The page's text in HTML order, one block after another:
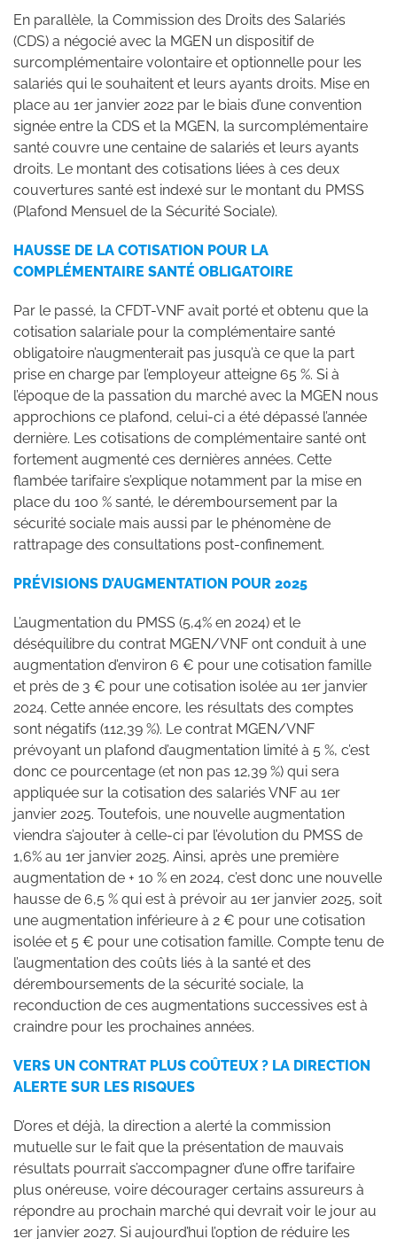
En parallèle, la Commission des Droits des Salariés
(CDS) a négocié avec la MGEN un dispositif de
surcomplémentaire volontaire et optionnelle pour les
salariés qui le souhaitent et leurs ayants droits. Mise en
place au 1er janvier 2022 par le biais d’une convention
signée entre la CDS et la MGEN, la surcomplémentaire
santé couvre une centaine de salariés et leurs ayants
droits. Le montant des cotisations liées à ces deux
couvertures santé est indexé sur le montant du PMSS
(Plafond Mensuel de la Sécurité Sociale).
HAUSSE DE LA COTISATION POUR LA
COMPLÉMENTAIRE SANTÉ OBLIGATOIRE
Par le passé, la CFDT-VNF avait porté et obtenu que la
cotisation salariale pour la complémentaire santé
obligatoire n’augmenterait pas jusqu’à ce que la part
prise en charge par l’employeur atteigne 65 %. Si à
l’époque de la passation du marché avec la MGEN nous
approchions ce plafond, celui-ci a été dépassé l’année
dernière. Les cotisations de complémentaire santé ont
fortement augmenté ces dernières années. Cette
flambée tarifaire s’explique notamment par la mise en
place du 100 % santé, le déremboursement par la
sécurité sociale mais aussi par le phénomène de
rattrapage des consultations post-confinement.
PRÉVISIONS D’AUGMENTATION POUR 2025
L’augmentation du PMSS (5,4% en 2024) et le
déséquilibre du contrat MGEN/VNF ont conduit à une
augmentation d’environ 6 € pour une cotisation famille
et près de 3 € pour une cotisation isolée au 1er janvier
2024. Cette année encore, les résultats des comptes
sont négatifs (112,39 %). Le contrat MGEN/VNF
prévoyant un plafond d’augmentation limité à 5 %, c’est
donc ce pourcentage (et non pas 12,39 %) qui sera
appliquée sur la cotisation des salariés VNF au 1er
janvier 2025. Toutefois, une nouvelle augmentation
viendra s’ajouter à celle-ci par l’évolution du PMSS de
1,6% au 1er janvier 2025. Ainsi, après une première
augmentation de + 10 % en 2024, c’est donc une nouvelle
hausse de 6,5 % qui est à prévoir au 1er janvier 2025, soit
une augmentation inférieure à 2 € pour une cotisation
isolée et 5 € pour une cotisation famille. Compte tenu de
l’augmentation des coûts liés à la santé et des
déremboursements de la sécurité sociale, la
reconduction de ces augmentations successives est à
craindre pour les prochaines années.
VERS UN CONTRAT PLUS COÛTEUX ? LA DIRECTION
ALERTE SUR LES RISQUES
D’ores et déjà, la direction a alerté la commission
mutuelle sur le fait que la présentation de mauvais
résultats pourrait s’accompagner d’une offre tarifaire
plus onéreuse, voire décourager certains assureurs à
répondre au prochain marché qui devrait voir le jour au
1er janvier 2027. Si aujourd’hui l’option de réduire les